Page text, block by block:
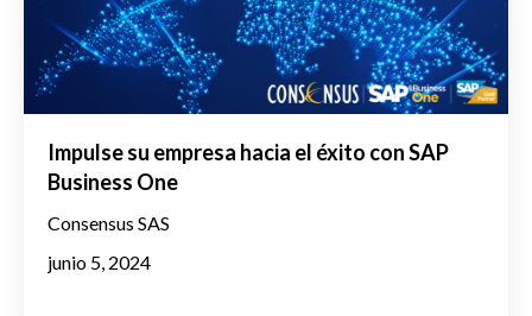
Impulse su empresa hacia el éxito con SAP
Business One
Consensus SAS
junio 5, 2024